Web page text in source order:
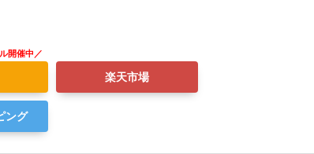
楽天市場
ング